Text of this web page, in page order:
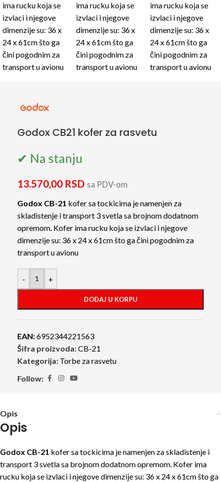
Godox CB21 kofer za rasvetu
✔ Na stanju
13.570,00 RSD sa PDV-om
Godox CB-21 kofer sa tockicima je namenjen za
skladistenje i transport 3 svetla sa brojnom dodatnom
opremom. Kofer ima rucku koja se izvlaci i njegove
dimenzije su: 36 x 24 x 61cm što ga čini pogodnim za
transport u avionu
- +
DODAJ U KORPU
EAN:6952344221563
Šifra proizvoda:CB-21
Kategorija: Torbe za rasvetu
Follow:
Opis
Opis
Godox CB-21 kofer sa tockicima je namenjen za skladistenje i
transport 3 svetla sa brojnom dodatnom opremom. Kofer ima
rucku koja se izvlaci i njegove dimenzije su: 36 x 24 x 61cm što ga